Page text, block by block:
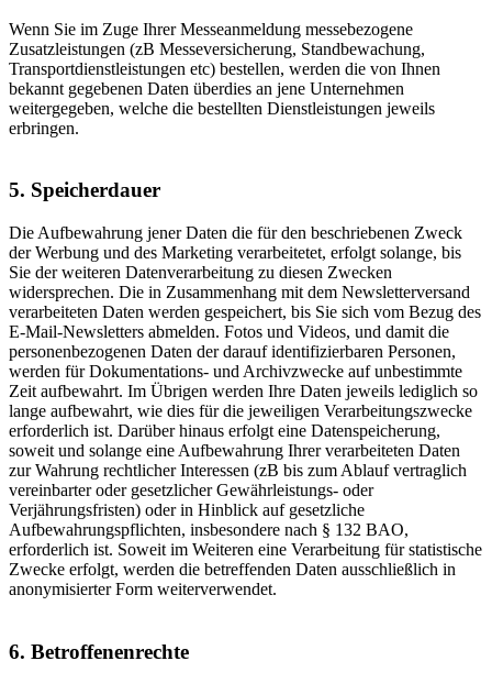
Wenn Sie im Zuge Ihrer Messeanmeldung messebezogene
Zusatzleistungen (zB Messeversicherung, Standbewachung,
Transportdienstleistungen etc) bestellen, werden die von Ihnen
bekannt gegebenen Daten überdies an jene Unternehmen
weitergegeben, welche die bestellten Dienstleistungen jeweils
erbringen.
5. Speicherdauer
Die Aufbewahrung jener Daten die für den beschriebenen Zweck
der Werbung und des Marketing verarbeitetet, erfolgt solange, bis
Sie der weiteren Datenverarbeitung zu diesen Zwecken
widersprechen. Die in Zusammenhang mit dem Newsletterversand
verarbeiteten Daten werden gespeichert, bis Sie sich vom Bezug des
E-Mail-Newsletters abmelden. Fotos und Videos, und damit die
personenbezogenen Daten der darauf identifizierbaren Personen,
werden für Dokumentations- und Archivzwecke auf unbestimmte
Zeit aufbewahrt. Im Übrigen werden Ihre Daten jeweils lediglich so
lange aufbewahrt, wie dies für die jeweiligen Verarbeitungszwecke
erforderlich ist. Darüber hinaus erfolgt eine Datenspeicherung,
soweit und solange eine Aufbewahrung Ihrer verarbeiteten Daten
zur Wahrung rechtlicher Interessen (zB bis zum Ablauf vertraglich
vereinbarter oder gesetzlicher Gewährleistungs- oder
Verjährungsfristen) oder in Hinblick auf gesetzliche
Aufbewahrungspflichten, insbesondere nach § 132 BAO,
erforderlich ist. Soweit im Weiteren eine Verarbeitung für statistische
Zwecke erfolgt, werden die betreffenden Daten ausschließlich in
anonymisierter Form weiterverwendet.
6. Betroffenenrechte